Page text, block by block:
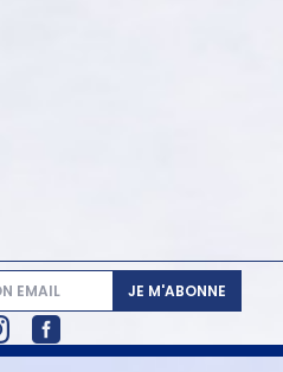
JE M'ABONNE